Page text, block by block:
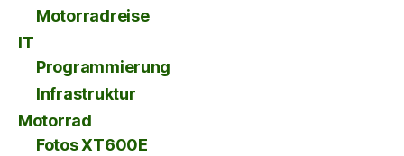
Motorradreise
IT
Programmierung
Infrastruktur
Motorrad
Fotos XT600E